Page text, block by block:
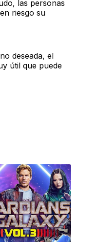
las personas
riesgo su
deseada, el
útil que puede